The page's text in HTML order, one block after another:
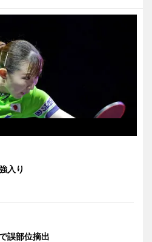
入り
誤部位摘出